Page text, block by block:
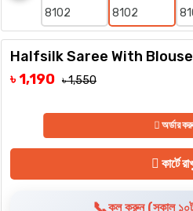
Halfsilk Saree With
৳ 1,190 ৳ 1,550
অর্ডার
কার্টে
কল করুন (সকাল